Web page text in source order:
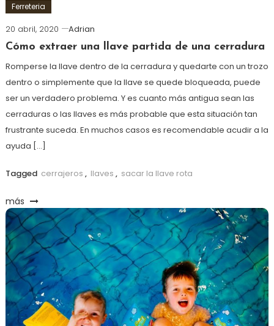
Ferreteria
20 abril, 2020
Adrian
Cómo extraer una llave partida de una cerradura
Romperse la llave dentro de la cerradura y quedarte con un trozo
dentro o simplemente que la llave se quede bloqueada, puede
ser un verdadero problema. Y es cuanto más antigua sean las
cerraduras o las llaves es más probable que esta situación tan
frustrante suceda. En muchos casos es recomendable acudir a la
ayuda […]
Tagged cerrajeros , llaves , sacar la llave rota
más